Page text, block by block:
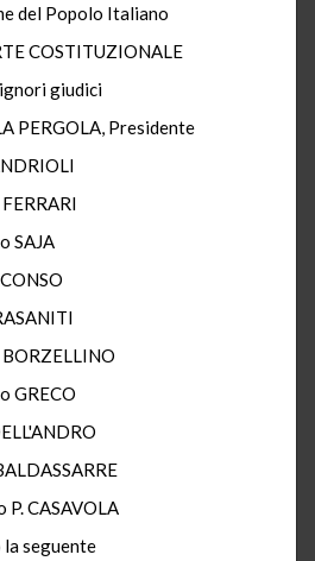
del Popolo Italiano
COSTITUZIONALE
giudici
PERGOLA, Presidente
SAJA
GRECO
P. CASAVOLA
seguente